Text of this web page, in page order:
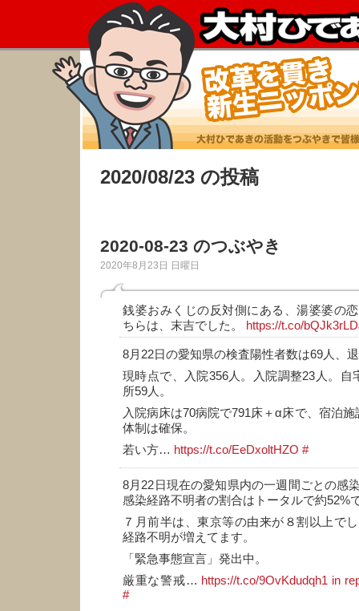
2020/08/23 の投稿
2020-08-23 のつぶやき
2020年8月23日 日曜日
銭婆おみくじの反対側にある、湯婆婆の
ちらは、末吉でした。
https://t.co/
8月22日の愛知県の検査陽性者数は69人、
現時点で、入院356人。入院調整23人。自
所59人。
入院病床は70病院で791床＋α床で、宿泊
体制は確保。
若い方… https://t.co/EeDxoltHZO #
8月22日現在の愛知県内の一週間ごとの感
感染経路不明者の割合はトータルで約52%
７月前半は、東京等の由来が８割以上で
経路不明が増えてます。
「緊急事態宣言」発出中。
厳重な警戒… https://t.co/9OvKdudqh1 in
#